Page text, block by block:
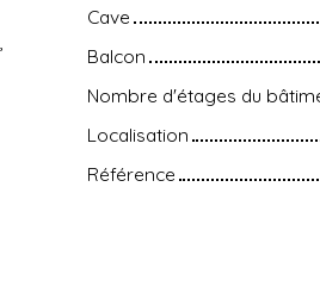
Cave
Balcon
Nombre d'étages du
Localisation
Référence